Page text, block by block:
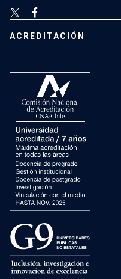
ACREDITACIÓN